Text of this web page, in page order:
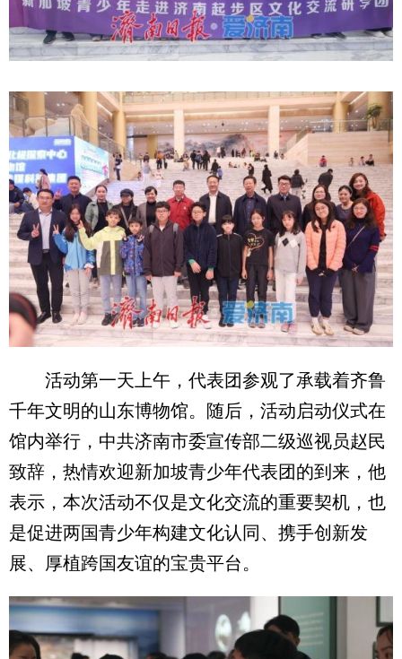
活动第一天上午，代表团参观了承载着齐鲁
千年文明的山东博物馆。随后，活动启动仪式在
馆内举行，中共济南市委宣传部二级巡视员赵民
致辞，热情欢迎新加坡青少年代表团的到来，他
表示，本次活动不仅是文化交流的重要契机，也
是促进两国青少年构建文化认同、携手创新发
展、厚植跨国友谊的宝贵平台。